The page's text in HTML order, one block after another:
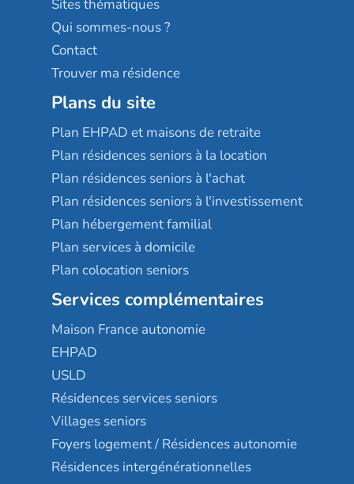
Sites thématiques
Qui sommes-nous ?
Contact
Trouver ma résidence
Plans du site
Plan EHPAD et maisons de retraite
Plan résidences seniors à la location
Plan résidences seniors à l'achat
Plan résidences seniors à l'investissement
Plan hébergement familial
Plan services à domicile
Plan colocation seniors
Services complémentaires
Maison France autonomie
EHPAD
USLD
Résidences services seniors
Villages seniors
Foyers logement / Résidences autonomie
Résidences intergénérationnelles